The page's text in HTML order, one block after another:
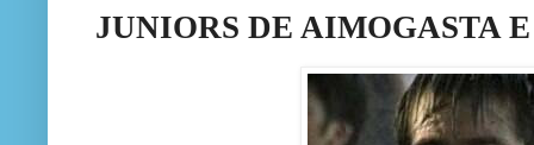
JUNIORS DE AIMOGASTA